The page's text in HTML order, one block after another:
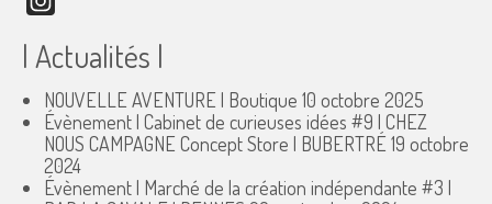
| Actualités |
NOUVELLE AVENTURE | Boutique 10 octobre 2025
Évènement | Cabinet de curieuses idées #9 | CHEZ
NOUS CAMPAGNE Concept Store | BUBERTRÉ 19 octobre
2024
Évènement | Marché de la création indépendante #3 |